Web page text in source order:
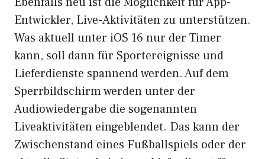
Entwickler, Live-Aktivitäten zu unterstützen.
Was aktuell unter iOS 16 nur der Timer
kann, soll dann für Sportereignisse und
Lieferdienste spannend werden. Auf dem
Sperrbildschirm werden unter der
Audiowiedergabe die sogenannten
Liveaktivitäten eingeblendet. Das kann der
Zwischenstand eines Fußballspiels oder der